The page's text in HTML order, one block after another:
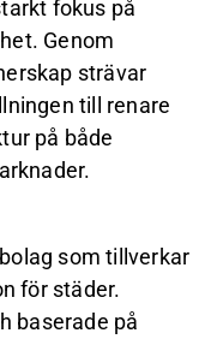
fokus på
Genom
strävar
till renare
på både
som tillverkar
för städer.
baserade på